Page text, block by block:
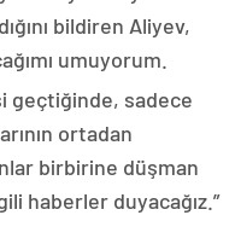
bildiren Aliyev,
umuyorum.
geçtiğinde, sadece
ortadan
birbirine düşman
haberler duyacağız.”